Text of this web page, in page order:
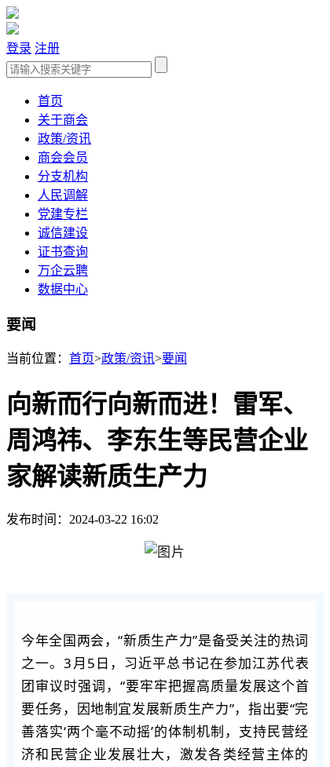
登录 注册
首页
关于商会
政策/资讯
商会会员
分支机构
人民调解
党建专栏
诚信建设
证书查询
万企云聘
数据中心
要闻
当前位置： 首页>政策/资讯>要闻
向新而行向新而进！雷军、
周鸿祎、李东生等民营企业
家解读新质生产力
发布时间：2024-03-22 16:02
今年全国两会，“新质生产力”是备受关注的热词
之一。3月5日，习近平总书记在参加江苏代表
团审议时强调，“要牢牢把握高质量发展这个首
要任务，因地制宜发展新质生产力”，指出要“完
善落实‘两个毫不动摇’的体制机制，支持民营经
济和民营企业发展壮大，激发各类经营主体的